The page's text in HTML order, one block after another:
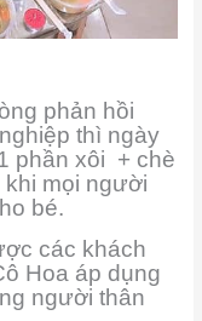
phản hồi
thì ngày
phần xôi + chè
khi mọi người
bé.
các khách
Hoa áp dụng
người thân